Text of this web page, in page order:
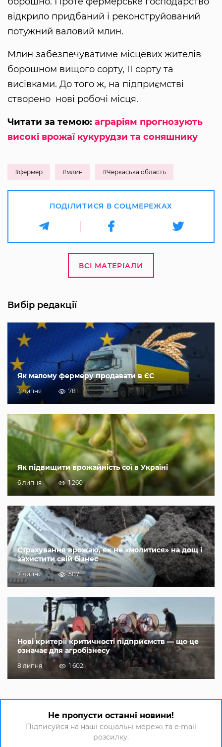
відкрило придбаний і реконструйований
потужний валовий млин.
Млин забезпечуватиме місцевих жителів
борошном вищого сорту, ІІ сорту та
висівками. До того ж, на підприємстві
створено нові робочі місця.
Читати за темою: аграріям прогнозують
високі врожаї кукурудзи та соняшнику
#фермер #млин #Черкаська область
ПОДІЛИТИСЯ В СОЦМЕРЕЖАХ
ВСІ МАТЕРІАЛИ
Вибір редакції
Як малому фермеру продавати в ЄС
3 липня 781
Як підвищити врожайність сої в Україні
6 липня 1 260
Страхування врожаю, як не «молитися» на дощ і
захистити свій бізнес
7 липня 507
Нові критерії критичності підприємств — що це
означає для агробізнесу
8 липня 1 602
Не пропусти останні новини!
Підписуйся на наші соціальні мережі та e-mail
розсилку.